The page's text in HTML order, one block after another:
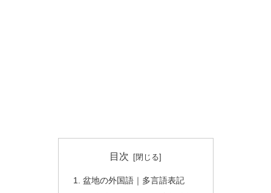
目次
盆地の外国語｜多言語表記